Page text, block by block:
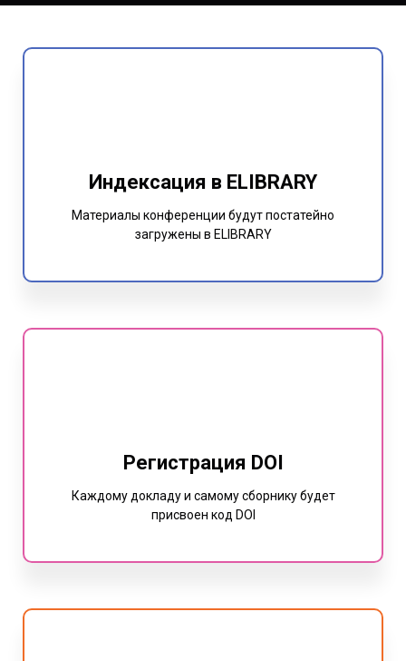
Индексация в ELIBRARY
Материалы конференции будут постатейно
загружены в ELIBRARY
Регистрация DOI
Каждому докладу и самому сборнику будет
присвоен код DOI